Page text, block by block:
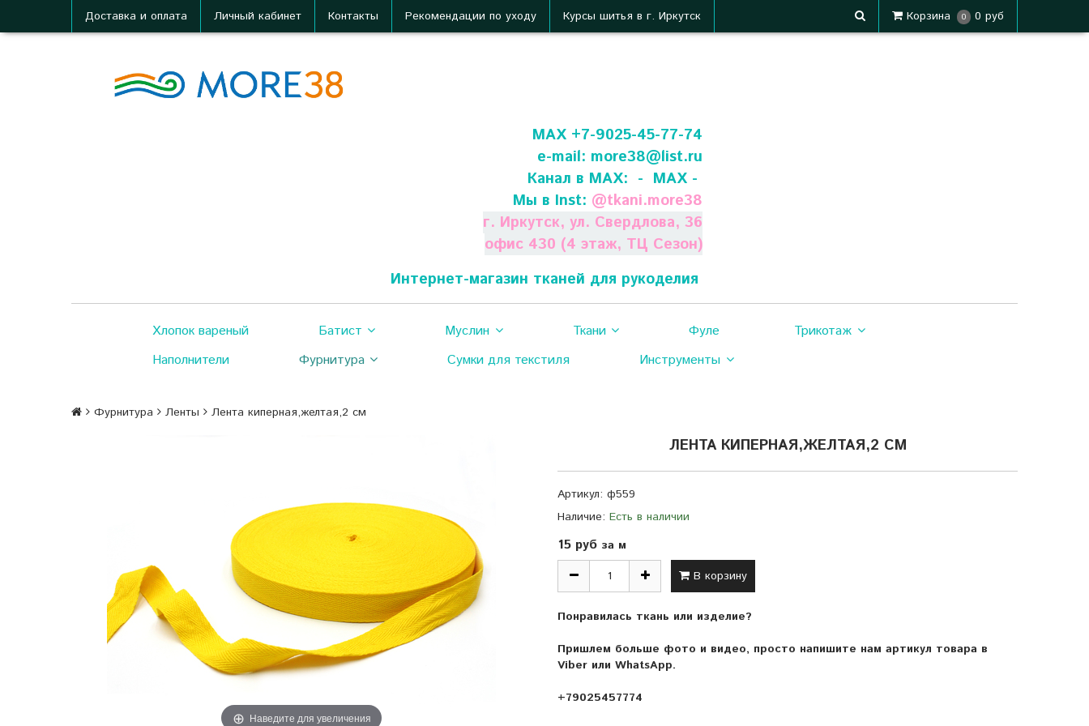
Доставка и оплата Личный кабинет Контакты Рекомендации по уходу Курсы шитья в г. Иркутск Корзина 0 0 руб
МАХ +7-9025-45-77-74
e-mail: more38@list.ru
Канал в МАХ: - МАХ -
Мы в Inst: @tkani.more38
г. Иркутск, ул. Свердлова, 36
офис 430 (4 этаж, ТЦ Сезон)
Интернет-магазин тканей для рукоделия
Хлопок вареный Батист Муслин Ткани Фуле
Трикотаж
Наполнители
Фурнитура Сумки для текстиля Инструменты
Фурнитура Ленты Лента киперная,желтая,2 см
Наведите для увеличения
ЛЕНТА КИПЕРНАЯ,ЖЕЛТАЯ,2 СМ
Артикул: ф559
Наличие: Есть в наличии
15 руб за м
В корзину
Понравилась ткань или изделие?
Пришлем больше фото и видео, просто напишите нам артикул товара в
Viber или WhatsApp.
+79025457774